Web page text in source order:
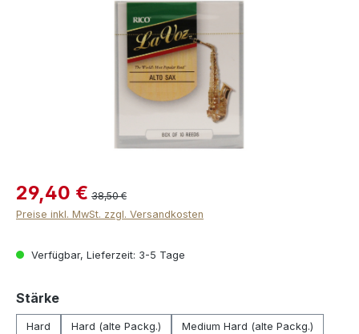
29,40 € 38,50 €
Preise inkl. MwSt. zzgl. Versandkosten
Verfügbar, Lieferzeit: 3-5 Tage
Stärkeauswählen
Hard Hard (alte Packg.) Medium Hard (alte Packg.)